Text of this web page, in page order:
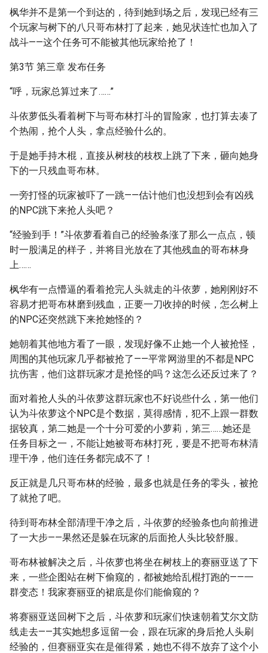
枫华并不是第一个到达的，待到她到场之后，发现已经有三
个玩家与树下的八只哥布林打了起来，她见状连忙也加入了
战斗——这个任务可不能被其他玩家给抢了！
第3节 第三章 发布任务
“呼，玩家总算过来了……”
斗依萝低头看着树下与哥布林打斗的冒险家，也打算去凑了
个热闹，抢个人头，拿点经验什么的。
于是她手持木棍，直接从树枝的枝杈上跳了下来，砸向她身
下的一只残血哥布林。
一旁打怪的玩家被吓了一跳——估计他们也没想到会有凶残
的NPC跳下来抢人头吧？
“经验到手！”斗依萝看着自己的经验条涨了那么一点点，顿
时一股满足的样子，并将目光放在了其他残血的哥布林身
上……
枫华有一点懵逼的看着抢完人头就走的斗依萝，她刚刚好不
容易才把哥布林磨到残血，正要一刀收掉的时候，怎么树上
的NPC还突然跳下来抢她怪的？
她朝着其他地方看了一眼，发现好像不止她一个人被抢怪，
周围的其他玩家几乎都被抢了——平常网游里的不都是NPC
抗伤害，他们这群玩家才是抢怪的吗？这怎么还反过来了？
面对着抢人头的斗依萝这群玩家也不好说些什么，第一他们
认为斗依萝这个NPC是个数据，莫得感情，犯不上跟一群数
据较真，第二她是一个十分可爱的小萝莉，第三……她还是
任务目标之一，不能让她被哥布林打死，要是不把哥布林清
理干净，他们连任务都完成不了！
反正就是几只哥布林的经验，最多也就是任务的零头，被抢
了就抢了吧。
待到哥布林全部清理干净之后，斗依萝的经验条也向前推进
了一大步——果然还是躲在玩家的后面抢人头比较舒服。
哥布林被解决之后，斗依萝也将坐在树枝上的赛丽亚送了下
来，一些企图站在树下偷窥的，都被她给乱棍打跑的——一
群变态！我家赛丽亚的裙底是你们能偷窥的？
将赛丽亚送回树下之后，斗依萝和玩家们快速朝着艾尔文防
线走去——其实她想多逗留一会，跟在玩家的身后抢人头刷
经验的，但赛丽亚实在是催得紧，她也不得不放弃了这个小